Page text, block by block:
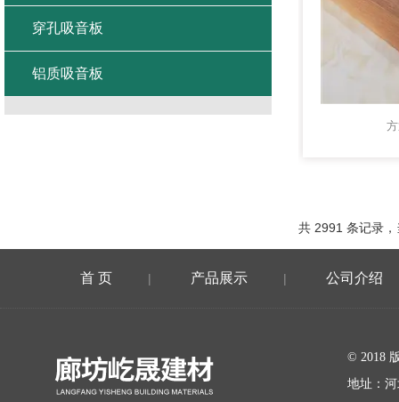
共 2991 条记录
穿孔吸音板
铝质吸音板
首 页 | 产品展示 | 公司介绍
© 2018
地址：